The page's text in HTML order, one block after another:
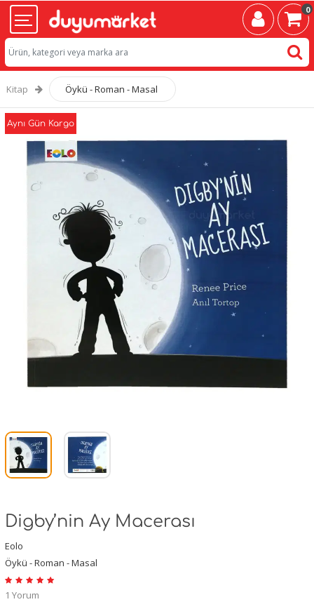
0
Kitap Öykü - Roman - Masal
Aynı Gün Kargo
Digby’nin Ay Macerası
Eolo
Öykü - Roman - Masal
1 Yorum